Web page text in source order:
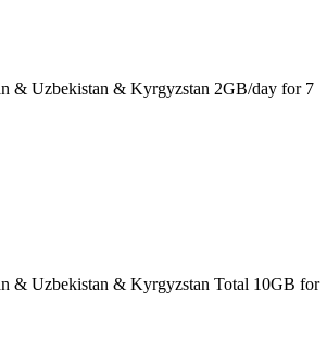
& Uzbekistan & Kyrgyzstan 2GB/day for 7
& Uzbekistan & Kyrgyzstan Total 10GB for